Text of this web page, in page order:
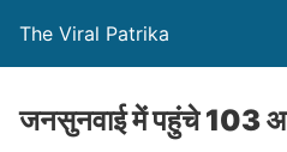
The Viral Patrika
जनसुनवाई में पहुंचे 103